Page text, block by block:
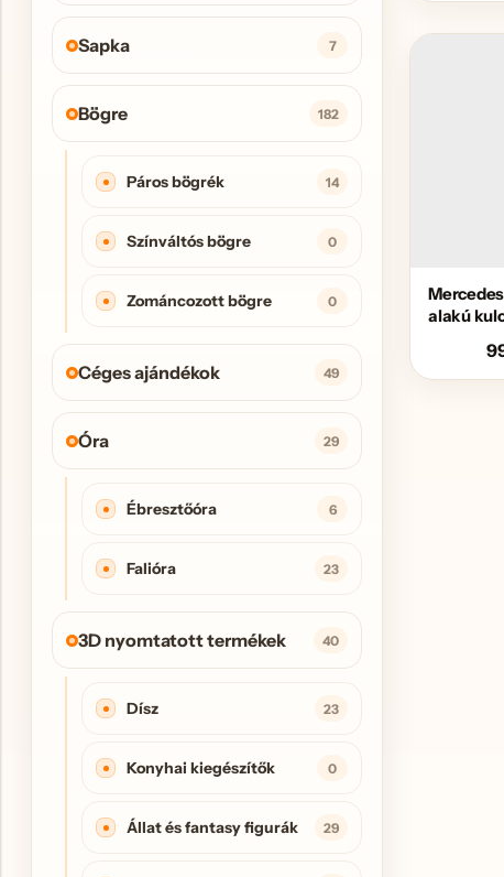
Sapka 7
Bögre 182
Páros bögrék 14
Színváltós bögre 0
Zománcozott bögre 0
Céges ajándékok 49
Óra 29
Ébresztőóra 6
Falióra 23
3D nyomtatott termékek 40
Dísz 23
Konyhai kiegészítők 0
Állat és fantasy figurák 29
alakú